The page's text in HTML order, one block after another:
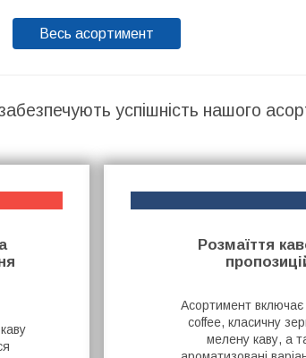
Весь асортимент
успішність нашого
Розмаїття
Асортимент
coffee, класичну
мелену каву, а